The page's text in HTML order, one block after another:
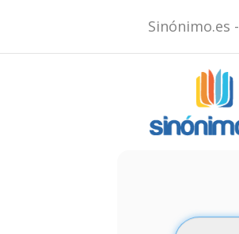
Sinónimo.es -